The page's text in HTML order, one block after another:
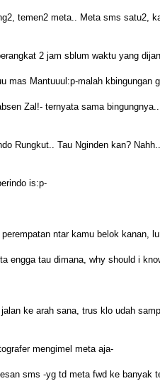
temen2 meta.. Meta sms satu2,
2 jam sblum waktu yang
mas Mantuuul:p-malah kbingungan
Zal!- ternyata sama
Rungkut.. Tau Nginden kan?
is:p-
ntar kamu belok kanan,
engga tau dimana, why should i
ke arah sana, trus klo udah
mengimel meta aja-
sms -yg td meta fwd ke banyak